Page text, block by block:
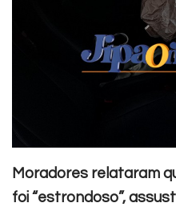
Moradores relataram
foi “estrondoso”,